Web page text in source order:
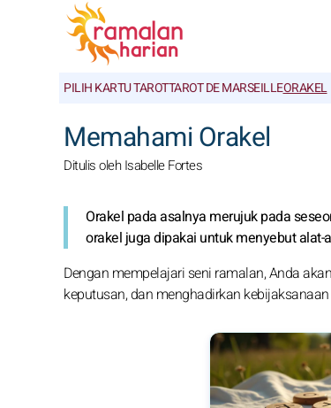
PILIH KARTU TAROTTAROT DE MARSEILLEORAKEL
Memahami Orakel
Ditulis oleh Isabelle Fortes
Orakel pada asalnya merujuk pada
orakel juga dipakai untuk menyebut
Dengan mempelajari seni ramalan, Anda
keputusan, dan menghadirkan